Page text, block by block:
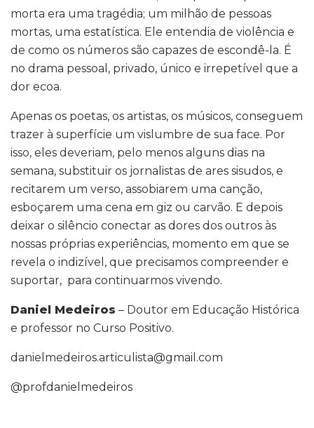
morta era uma tragédia; um milhão de pessoas
mortas, uma estatística. Ele entendia de violência e
de como os números são capazes de escondê-la. É
no drama pessoal, privado, único e irrepetível que a
dor ecoa.
Apenas os poetas, os artistas, os músicos, conseguem
trazer à superfície um vislumbre de sua face. Por
isso, eles deveriam, pelo menos alguns dias na
semana, substituir os jornalistas de ares sisudos, e
recitarem um verso, assobiarem uma canção,
esboçarem uma cena em giz ou carvão. E depois
deixar o silêncio conectar as dores dos outros às
nossas próprias experiências, momento em que se
revela o indizível, que precisamos compreender e
suportar, para continuarmos vivendo.
Daniel Medeiros – Doutor em Educação Histórica
e professor no Curso Positivo.
danielmedeiros.articulista@gmail.com
@profdanielmedeiros